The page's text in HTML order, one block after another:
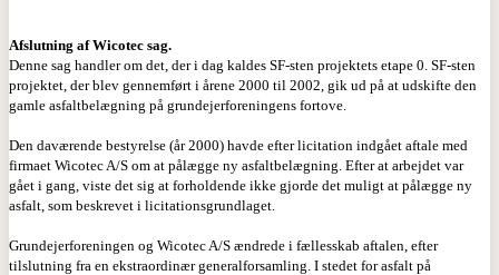
Afslutning af Wicotec sag.
Denne sag handler om det, der i dag kaldes SF-sten projektets etape 0. SF-sten
projektet, der blev gennemført i årene 2000 til 2002, gik ud på at udskifte den
gamle asfaltbelægning på grundejerforeningens fortove.
Den daværende bestyrelse (år 2000) havde efter licitation indgået aftale med
firmaet Wicotec A/S om at pålægge ny asfaltbelægning. Efter at arbejdet var
gået i gang, viste det sig at forholdende ikke gjorde det muligt at pålægge ny
asfalt, som beskrevet i licitationsgrundlaget.
Grundejerforeningen og Wicotec A/S ændrede i fællesskab aftalen, efter
tilslutning fra en ekstraordinær generalforsamling. I stedet for asfalt på